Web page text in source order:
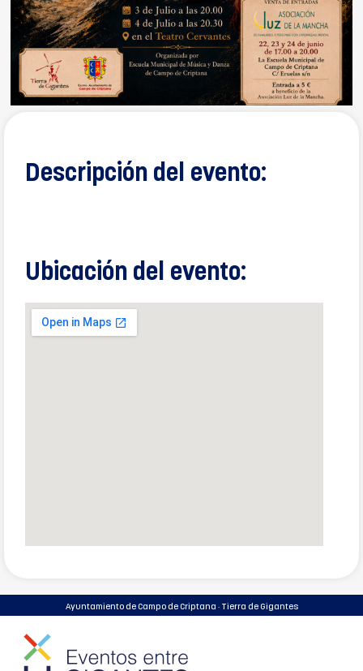
Descripción del evento:
Ubicación del evento:
Ayuntamiento de Campo de Criptana · Tierra de Gigantes